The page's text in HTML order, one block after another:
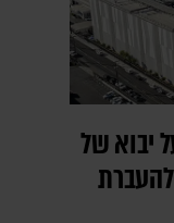
יבוא של
להעברת